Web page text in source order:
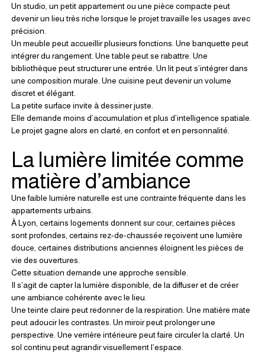
Un studio, un petit appartement ou une pièce compacte peut
devenir un lieu très riche lorsque le projet travaille les usages avec
précision.
Un meuble peut accueillir plusieurs fonctions. Une banquette peut
intégrer du rangement. Une table peut se rabattre. Une
bibliothèque peut structurer une entrée. Un lit peut s’intégrer dans
une composition murale. Une cuisine peut devenir un volume
discret et élégant.
La petite surface invite à dessiner juste.
Elle demande moins d’accumulation et plus d’intelligence spatiale.
Le projet gagne alors en clarté, en confort et en personnalité.
La lumière limitée comme
matière d’ambiance
Une faible lumière naturelle est une contrainte fréquente dans les
appartements urbains.
À Lyon, certains logements donnent sur cour, certaines pièces
sont profondes, certains rez-de-chaussée reçoivent une lumière
douce, certaines distributions anciennes éloignent les pièces de
vie des ouvertures.
Cette situation demande une approche sensible.
Il s’agit de capter la lumière disponible, de la diffuser et de créer
une ambiance cohérente avec le lieu.
Une teinte claire peut redonner de la respiration. Une matière mate
peut adoucir les contrastes. Un miroir peut prolonger une
perspective. Une verrière intérieure peut faire circuler la clarté. Un
sol continu peut agrandir visuellement l’espace.